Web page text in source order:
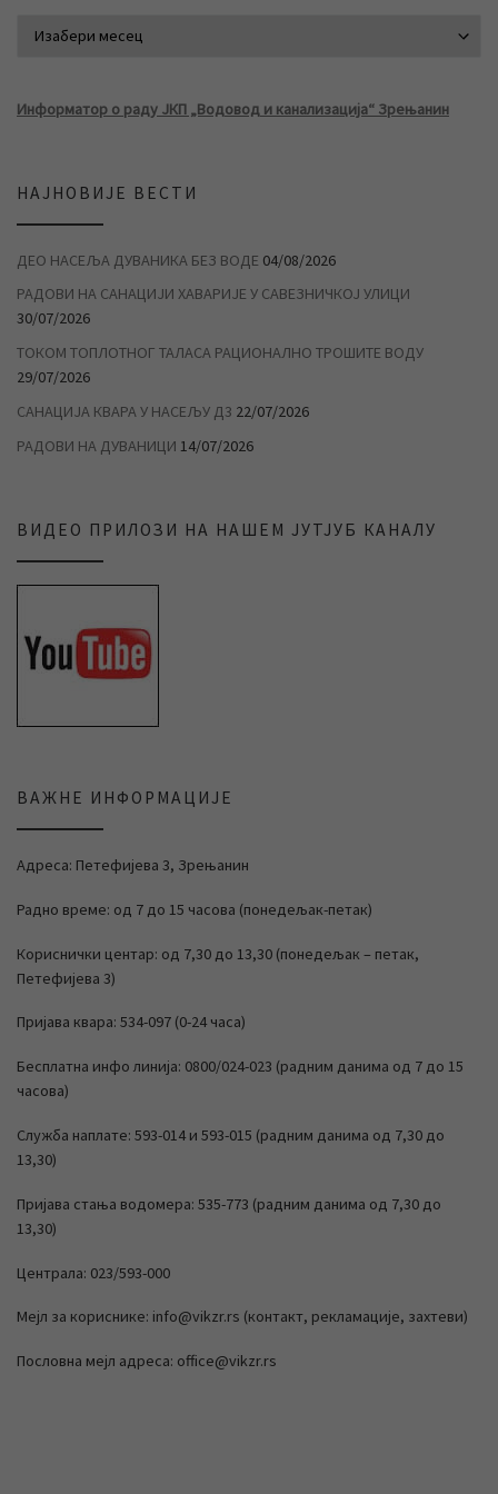
Информатор о раду ЈКП „Водовод и канализација“ Зрењанин
НАЈНОВИЈЕ ВЕСТИ
ДЕО НАСЕЉА ДУВАНИКА БЕЗ ВОДЕ 04/08/2026
РАДОВИ НА САНАЦИЈИ ХАВАРИЈЕ У САВЕЗНИЧКОЈ УЛИЦИ
30/07/2026
ТОКОМ ТОПЛОТНОГ ТАЛАСА РАЦИОНАЛНО ТРОШИТЕ ВОДУ
29/07/2026
САНАЦИЈА КВАРА У НАСЕЉУ Д3 22/07/2026
РАДОВИ НА ДУВАНИЦИ 14/07/2026
ВИДЕО ПРИЛОЗИ НА НАШЕМ ЈУТЈУБ КАНАЛУ
ВАЖНЕ ИНФОРМАЦИЈЕ
Адреса: Петефијева 3, Зрењанин
Радно време: од 7 до 15 часова (понедељак-петак)
Кориснички центар: од 7,30 до 13,30 (понедељак – петак,
Петефијева 3)
Пријава квара: 534-097 (0-24 часа)
Бесплатна инфо линија: 0800/024-023 (радним данима од 7 до 15
часова)
Служба наплате: 593-014 и 593-015 (радним данима од 7,30 до
13,30)
Пријава стања водомера: 535-773 (радним данима од 7,30 до
13,30)
Централа: 023/593-000
Мејл за кориснике: info@vikzr.rs (контакт, рекламације, захтеви)
Пословна мејл адреса: office@vikzr.rs